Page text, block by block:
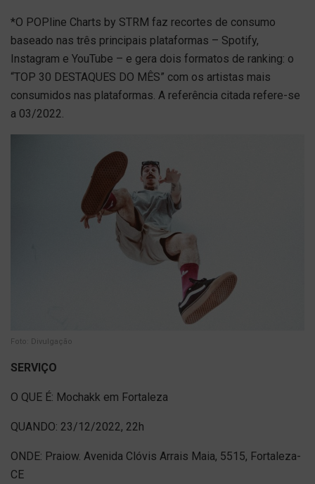
*O POPline Charts by STRM faz recortes de consumo
baseado nas três principais plataformas – Spotify,
Instagram e YouTube – e gera dois formatos de ranking: o
“TOP 30 DESTAQUES DO MÊS” com os artistas mais
consumidos nas plataformas. A referência citada refere-se
a 03/2022.
Foto: Divulgação
SERVIÇO
O QUE É: Mochakk em Fortaleza
QUANDO: 23/12/2022, 22h
ONDE: Praiow. Avenida Clóvis Arrais Maia, 5515, Fortaleza-
CE